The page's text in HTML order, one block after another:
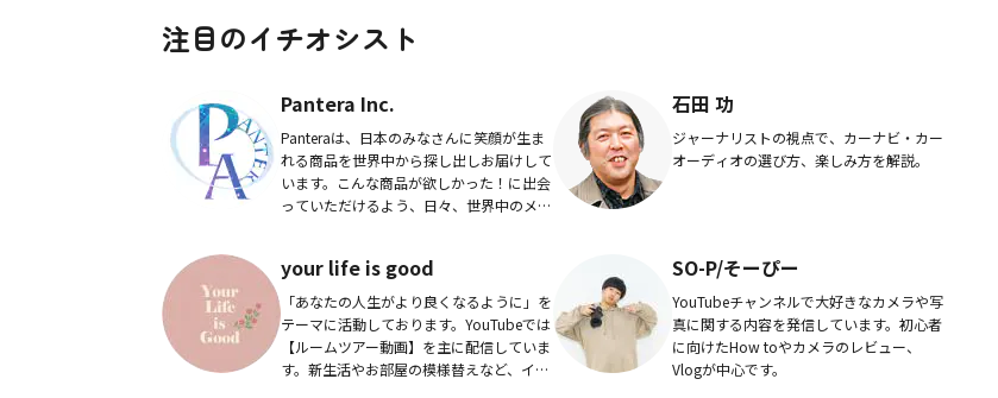
注目のイチオシスト
Pantera Inc.
Panteraは、日本のみなさんに笑顔が生ま
れる商品を世界中から探し出しお届けして
います。こんな商品が欲しかった！に出会
っていただけるよう、日々、世界中のメー
石田 功
ジャーナリストの視点で、カーナビ・カー
オーディオの選び方、楽しみ方を解説。
your life is good
「あなたの人生がより良くなるように」を
テーマに活動しております。YouTubeでは
【ルームツアー動画】を主に配信していま
す。新生活やお部屋の模様替えなど、イン
SO-P/そーぴー
YouTubeチャンネルで大好きなカメラや写
真に関する内容を発信しています。初心者
に向けたHow toやカメラのレビュー、
Vlogが中心です。